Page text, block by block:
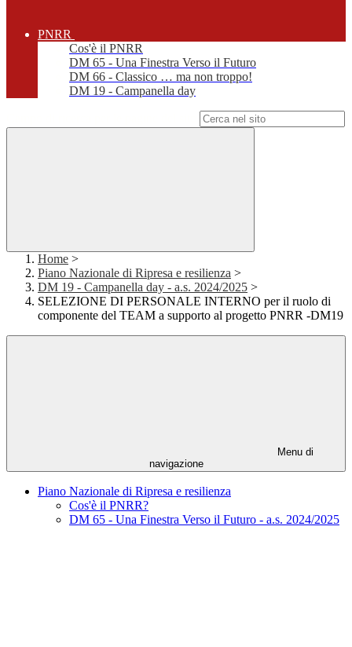
PNRR
Cos'è il PNRR
DM 65 - Una Finestra Verso il Futuro
DM 66 - Classico … ma non troppo!
DM 19 - Campanella day
Home >
Piano Nazionale di Ripresa e resilienza >
DM 19 - Campanella day - a.s. 2024/2025 >
SELEZIONE DI PERSONALE INTERNO per il ruolo di
componente del TEAM a supporto al progetto PNRR -DM19
Menu di
navigazione
Piano Nazionale di Ripresa e resilienza
Cos'è il PNRR?
DM 65 - Una Finestra Verso il Futuro - a.s. 2024/2025